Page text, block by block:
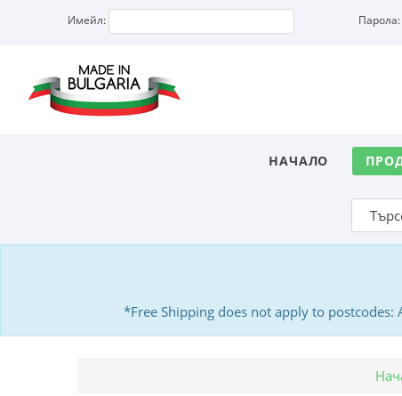
Имейл: Парола:
НАЧАЛО
*Free Shipping does not apply to postcodes: